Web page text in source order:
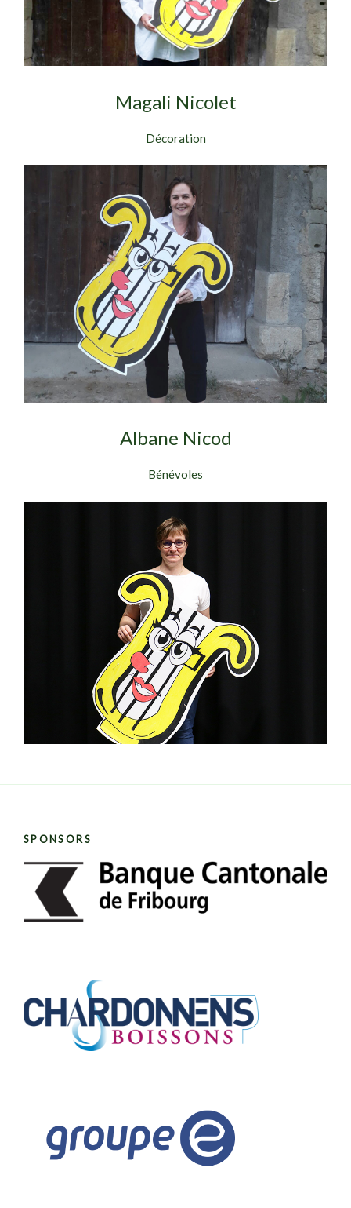
Magali Nicolet
Décoration
Albane Nicod
Bénévoles
SPONSORS